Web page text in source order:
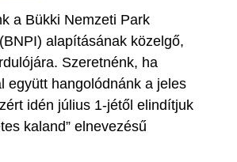
a Bükki Nemzeti Park
alapításának közelgő,
Szeretnénk, ha
együtt hangolódnánk a jeles
idén július 1-jétől elindítjuk
kaland” elnevezésű